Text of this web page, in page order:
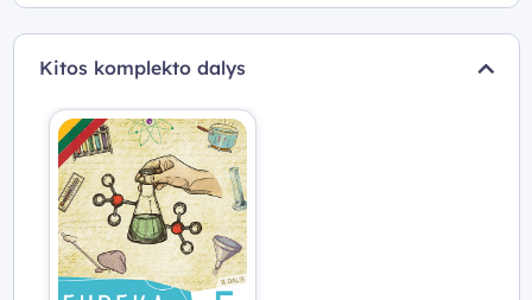
Kitos komplekto dalys